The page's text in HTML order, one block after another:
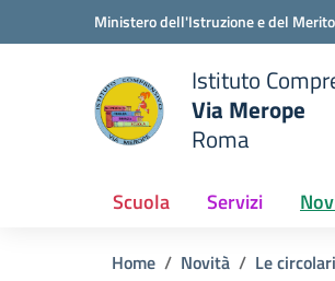
Vai ai contenuti
Vai al menu di navigazioneMinistero dell'Istruzione e del Merito
scuola
Istituto
Via Merope
Roma
Scuola Servizi
Home Novità Le circolari